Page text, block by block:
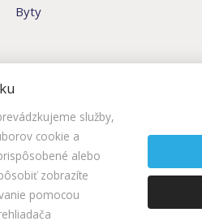
Byty
-Ivan Kormúth
služby,
cookie a
alebo
zobrazíte
pomocou